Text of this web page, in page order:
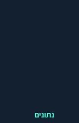
נתונים